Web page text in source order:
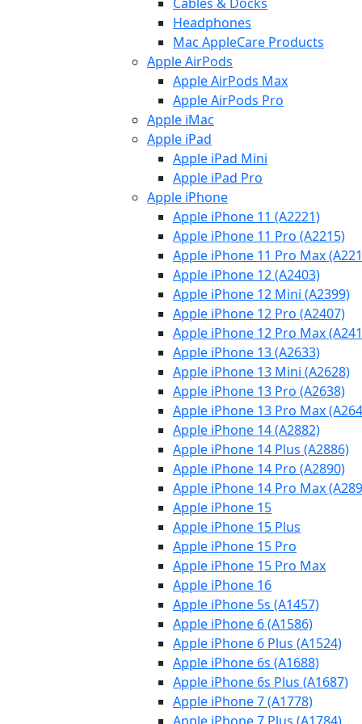
Headphones
Mac AppleCare Products
Apple AirPods
Apple AirPods Max
Apple AirPods Pro
Apple iMac
Apple iPad
Apple iPad Mini
Apple iPad Pro
Apple iPhone
Apple iPhone 11 (A2221)
Apple iPhone 11 Pro (A2215)
Apple iPhone 11 Pro Max
Apple iPhone 12 (A2403)
Apple iPhone 12 Mini (A2399)
Apple iPhone 12 Pro (A2407)
Apple iPhone 12 Pro Max
Apple iPhone 13 (A2633)
Apple iPhone 13 Mini (A2628)
Apple iPhone 13 Pro (A2638)
Apple iPhone 13 Pro Max
Apple iPhone 14 (A2882)
Apple iPhone 14 Plus (A2886)
Apple iPhone 14 Pro (A2890)
Apple iPhone 14 Pro Max
Apple iPhone 15
Apple iPhone 15 Plus
Apple iPhone 15 Pro
Apple iPhone 15 Pro Max
Apple iPhone 16
Apple iPhone 5s (A1457)
Apple iPhone 6 (A1586)
Apple iPhone 6 Plus (A1524)
Apple iPhone 6s (A1688)
Apple iPhone 6s Plus (A1687)
Apple iPhone 7 (A1778)